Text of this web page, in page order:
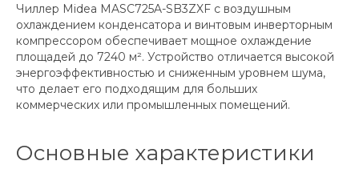
Чиллер Midea MASC725A-SB3ZXF с воздушным
охлаждением конденсатора и винтовым инверторным
компрессором обеспечивает мощное охлаждение
площадей до 7240 м². Устройство отличается высокой
энергоэффективностью и сниженным уровнем шума,
что делает его подходящим для больших
коммерческих или промышленных помещений.
Основные характеристики